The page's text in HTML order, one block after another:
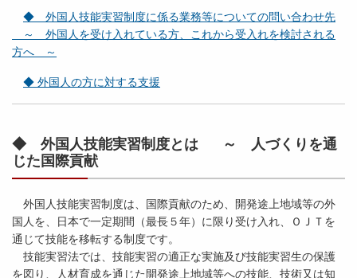
◆ 外国人技能実習制度に係る業務等についての問い合わせ先
～ 外国人を受け入れている方、これから受入れを検討される
方へ ～
◆ 外国人の方に対する支援
◆ 外国人技能実習制度とは ～ 人づくりを通
じた国際貢献
外国人技能実習制度は、国際貢献のため、開発途上地域等の外
国人を、日本で一定期間（最長５年）に限り受け入れ、ＯＪＴを
通じて技能を移転する制度です。
技能実習法では、技能実習の適正な実施及び技能実習生の保護
を図り、人材育成を通じた開発途上地域等への技能、技術又は知